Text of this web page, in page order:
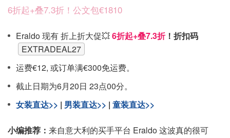
6折起+叠7.3折！公文包€1810
Eraldo 现有 折上折大促💥6折起+叠7.3折！折扣码
EXTRADEAL27
运费€12, 或订单满€300免运费。
截止日期为6月20日 23点00分。
女装直达>> | 男装直达>> | 童装直达>>
小编推荐： 来自意大利的买手平台 Eraldo 这波真的很可